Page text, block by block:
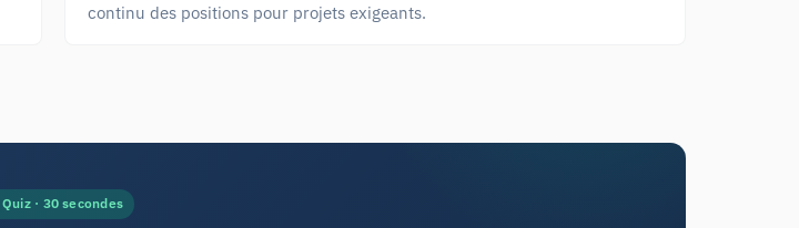
continu des positions pour projets exigeants.
Quiz · 30 secondes